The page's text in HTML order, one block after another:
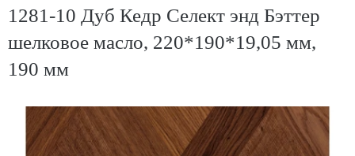
1281-10 Дуб Кедр Селект энд Бэттер
шелковое масло, 220*190*19,05 мм,
190 мм